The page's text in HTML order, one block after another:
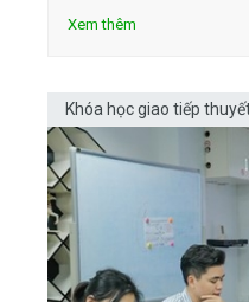
Xem thêm
Khóa học giao tiếp